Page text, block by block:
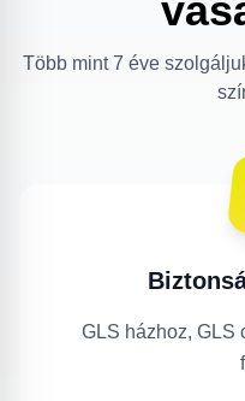
Több mint 7 éve
GLS házhoz, GLS